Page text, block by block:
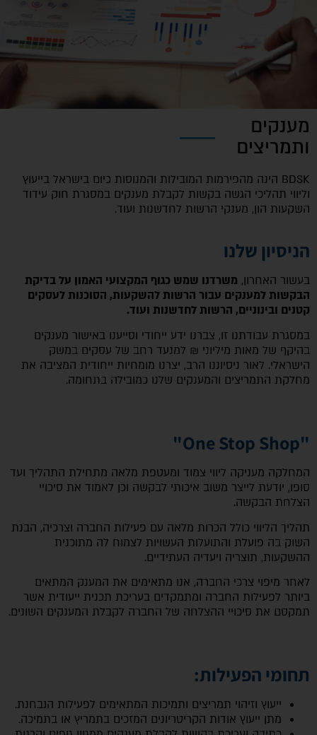
הוסף קו תחתון לקישורים
סמן קישורים
לאפס
האפשרויות
cached
מענקים
ותמריצים
BDSK הינה מהפירמות המובילות והמנוסות כיום בישראל בייעוץ
וליווי תהליכי הגשה בקשות לקבלת מענקים במסגרת חוק עידוד
השקעות הון, מענקי הרשות לחדשנות ועוד.
הניסיון שלנו
בעשור האחרון, משרדנו שמש כגוף המקצועי האמון על בדיקת
הבקשות למענקים עבור הרשות להשקעות, הסוכנות לעסקים
קטנים ובינוניים, הרשות לחדשנות ועוד.
במסגרת עבודתנו זו, צברנו ידע ייחודי וסייענו באישור מענקים
בהיקף של מאות מיליוני ₪ למנעד רחב של עסקים במשק
הישראלי. לאור ניסיוננו הרב, יצרנו מומחיות ייחודית המציבה את
מחלקת התמריצים והמענקים שלנו כמובילה בתחומה.
"One Stop Shop"
המחלקה מעניקה ליווי צמוד ומעטפת מלאה מתחילת התהליך ועד
סופו, יודעת לייצר משוב איכותי לבקשה וכן לאמוד את סיכויי
הצלחת הבקשה.
תהליך הליווי כולל הכרות מלאה עם פעילות החברה וצרכיה, הבנת
השוק בה פועלת והתועלות העשויות לצמוח לה מתוכנית
ההשקעות, תוצריה ויעדיה העתידיים.
לאחר מיפוי צרכי החברה, אנו מתאימים את המענק המתאים
ביותר לפעילות החברה ומתמקדים בעריכת תכנית ייעודית אשר
תמקסם את סיכויי ההצלחה של החברה לקבלת המענקים השונים.
תחומי הפעילות:
ייעוץ וזיהוי תמריצים ותמיכות המתאימים לפעילות הנבחנת.
מתן ייעוץ אודות הקריטריונים המזכים בתמריץ או בתמיכה.